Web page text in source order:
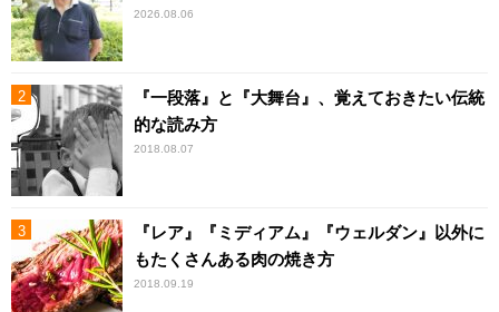
2026.08.06
『一段落』と『大舞台』、覚えておきたい伝統
的な読み方
2018.08.07
『レア』『ミディアム』『ウェルダン』以外に
もたくさんある肉の焼き方
2018.09.19